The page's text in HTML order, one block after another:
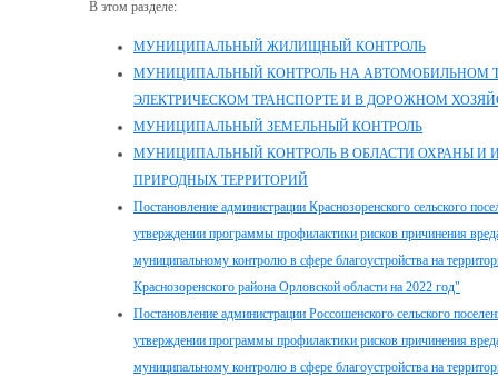
В этом разделе:
МУНИЦИПАЛЬНЫЙ ЖИЛИЩНЫЙ КОНТРОЛЬ
МУНИЦИПАЛЬНЫЙ КОНТРОЛЬ НА АВТОМОБИЛЬНОМ
ЭЛЕКТРИЧЕСКОМ ТРАНСПОРТЕ И В ДОРОЖНОМ
МУНИЦИПАЛЬНЫЙ ЗЕМЕЛЬНЫЙ КОНТРОЛЬ
МУНИЦИПАЛЬНЫЙ КОНТРОЛЬ В ОБЛАСТИ ОХРАНЫ И
ПРИРОДНЫХ ТЕРРИТОРИЙ
Постановление администрации Краснозоренского сельского
утверждении программы профилактики рисков причинения
муниципальному контролю в сфере благоустройства на
Краснозоренского района Орловской области на 2022 год"
Постановление администрации Россошенского сельского
утверждении программы профилактики рисков причинения
муниципальному контролю в сфере благоустройства на